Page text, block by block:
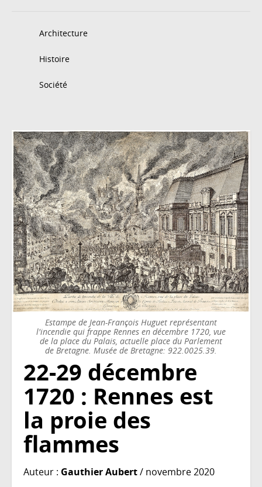
Architecture
Histoire
Société
Estampe de Jean-François Huguet représentant
l'incendie qui frappe Rennes en décembre 1720, vue
de la place du Palais, actuelle place du Parlement
de Bretagne. Musée de Bretagne: 922.0025.39.
22-29 décembre
1720 : Rennes est
la proie des
flammes
Auteur : Gauthier Aubert/ novembre 2020